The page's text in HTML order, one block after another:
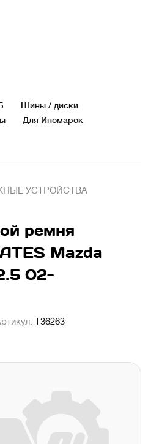
Шины / диски
Для Иномарок
УСТРОЙСТВА
ремня
Mazda
02-
T36263